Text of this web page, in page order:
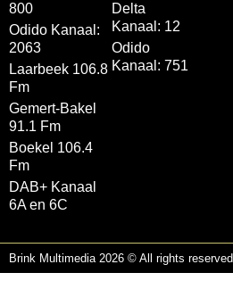
800
Odido Kanaal:
2063
Laarbeek 106.8
Fm
Gemert-Bakel
91.1 Fm
Boekel 106.4
Fm
DAB+ Kanaal
6A en 6C
Delta
Kanaal: 12
Odido
Kanaal: 751
Brink Multimedia 2026 © All rights reserved